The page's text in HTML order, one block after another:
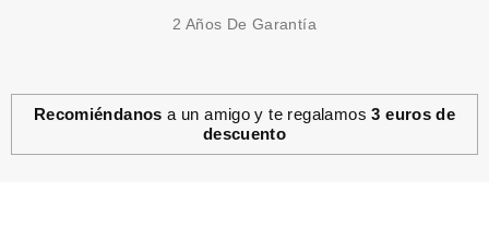
2 Años De Garantía
Recomiéndanos a un amigo y te regalamos3 euros de
descuento